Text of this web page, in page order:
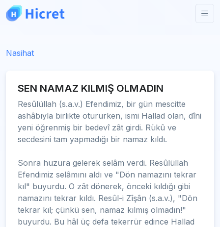
Nasihat
SEN NAMAZ KILMIŞ OLMADIN
Resûlüllah (s.a.v.) Efendimiz, bir gün mescitte
ashâbıyla birlikte otururken, ismi Hallad olan, dîni
yeni öğrenmiş bir bedevî zât girdi. Rükû ve
secdesini tam yapmadığı bir namaz kıldı.
Sonra huzura gelerek selâm verdi. Resûlüllah
Efendimiz selâmını aldı ve "Dön namazını tekrar
kıl" buyurdu. O zât dönerek, önceki kıldığı gibi
namazını tekrar kıldı. Resûl-i Zîşân (s.a.v.), "Dön
tekrar kıl; çünkü sen, namaz kılmış olmadın!"
buyurdu. Bu hâl üç defa tekerrür edince Hallad